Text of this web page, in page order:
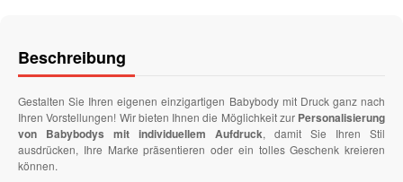
Beschreibung
Gestalten Sie Ihren eigenen einzigartigen Babybody mit Druck ganz nach
Ihren Vorstellungen! Wir bieten Ihnen die Möglichkeit zur Personalisierung
von Babybodys mit individuellem Aufdruck, damit Sie Ihren Stil
ausdrücken, Ihre Marke präsentieren oder ein tolles Geschenk kreieren
können.